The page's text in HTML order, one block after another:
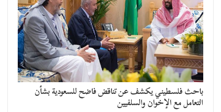
باحث فلسطيني يكشف عن تناقض فاضح للسعودية بشأن
التعامل مع الإخوان والسلفيين